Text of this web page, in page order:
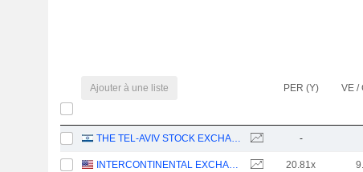
Ajouter à une liste PER (Y) VE /
THE TEL-AVIV STOCK EXCHANGE LTD. -
INTERCONTINENTAL EXCHANGE, INC. 20.81x